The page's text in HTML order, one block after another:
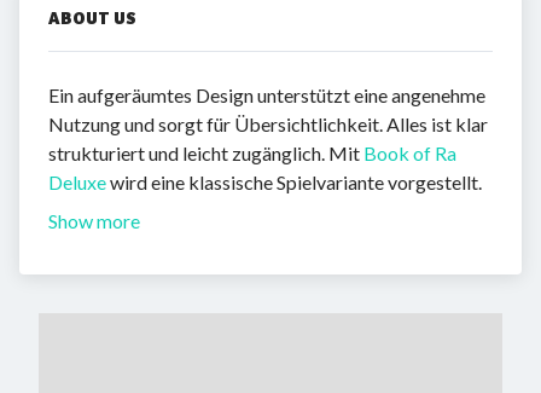
ABOUT US
Ein aufgeräumtes Design unterstützt eine angenehme
Nutzung und sorgt für Übersichtlichkeit. Alles ist klar
strukturiert und leicht zugänglich. Mit Book of Ra
Deluxewird eine klassische Spielvariante vorgestellt.
Show more